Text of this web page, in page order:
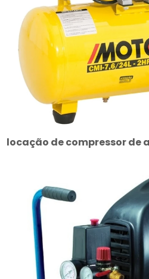
locação de compressor de